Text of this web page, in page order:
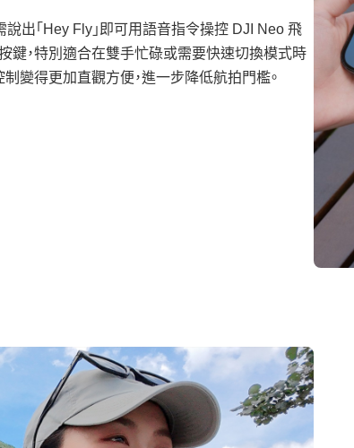
出「Hey Fly」即可用語音指令操控 DJI Neo 飛
鍵，特別適合在雙手忙碌或需要快速切換模式時
變得更加直觀方便，進一步降低航拍門檻。